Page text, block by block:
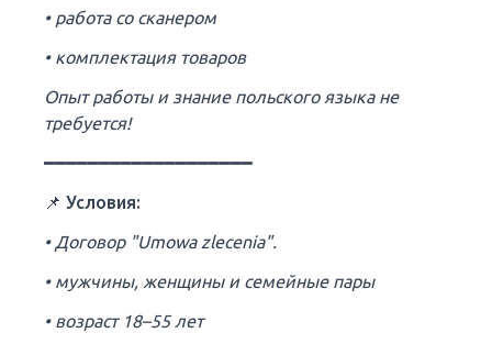
• работа со сканером
• комплектация товаров
Опыт работы и знание польского языка не
требуется!
━━━━━━━━━━━━━━━━━━━
📌 Условия:
• Договор "Umowa zlecenia".
• мужчины, женщины и семейные пары
• возраст 18–55 лет